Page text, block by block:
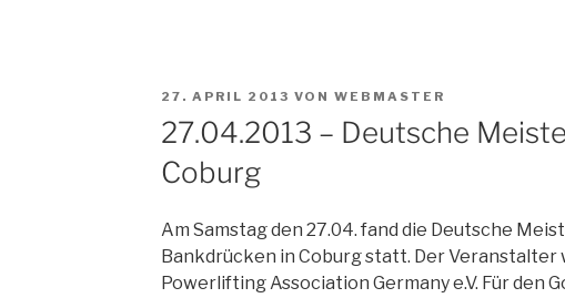
VERÖFFENTLICHT
AM
27. APRIL 2013 VON WEBMASTER
27.04.2013 – Deutsche
Coburg
Am Samstag den 27.04. fand die Deutsche
Bankdrücken in Coburg statt. Der Veranstalter
Powerlifting Association Germany e.V. Für den